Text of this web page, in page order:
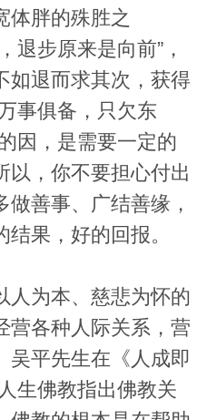
体胖的殊胜之
退步原来是向前”，
如退而求其次，获得
事俱备，只欠东
因，是需要一定的
以，你不要担心付出
善事、广结善缘，
果，好的回报。
人为本、慈悲为怀的
营各种人际关系，营
吴平先生在《人成即
生佛教指出佛教关